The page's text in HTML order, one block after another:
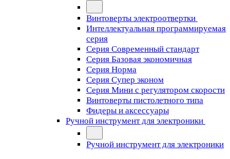
Винтоверты электроотвертки
Интеллектуальная программируемая
серия
Серия Современный стандарт
Серия Базовая экономичная
Серия Норма
Серия Cупер эконом
Серия Мини с регулятором скорости
Винтоверты пистолетного типа
Фидеры и аксессуары
Ручной инструмент для электроники
Ручной инструмент для электроники